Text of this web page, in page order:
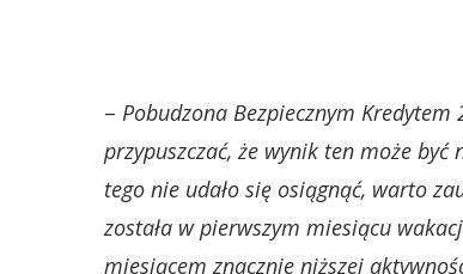
– Pobudzona Bezpiecznym
przypuszczać, że wynik ten może
tego nie udało się osiągnąć, warto
została w pierwszym miesiącu
miesiącem znacznie niższej